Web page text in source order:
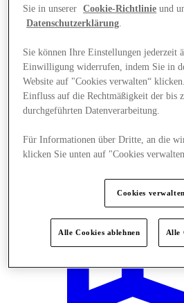
Angebote
Sie in unserer
Cookie-Richtlinie und
Datenschutzerklärung
Sie können Ihre Einstellungen jederzeit
Einwilligung widerrufen, indem Sie in
Website auf "Cookies verwalten“
Einfluss auf die Rechtmäßigkeit der bis
durchgeführten Datenverarbeitung.
Für Informationen über Dritte, an die
klicken Sie unten auf "Cookies
Cookies verwalten
Alle Cookies ablehnen Alle